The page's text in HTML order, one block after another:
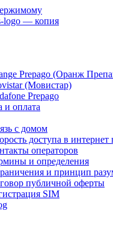
Prepago (Оранж
(Мовистар)
Prepago
и оплата
с домом
доступа в
операторов
и определения
и принцип
публичной оферты
SIM